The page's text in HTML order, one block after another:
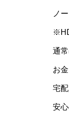
ノ
通
お
宅
安